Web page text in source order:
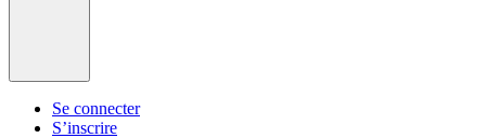
Se connecter
S’inscrire